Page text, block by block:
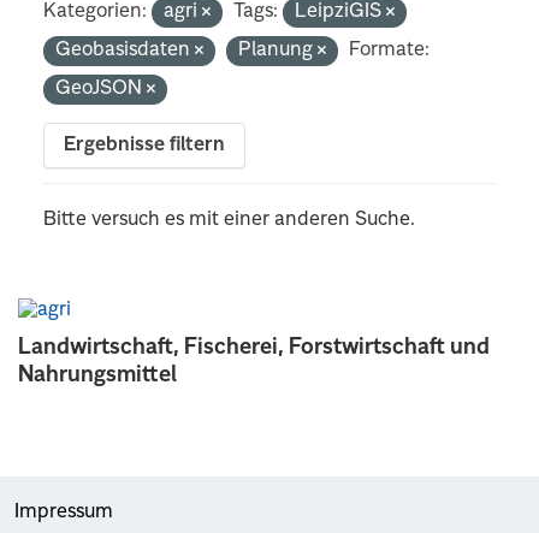
Landwirtschaft, Fischerei, Forstwirtschaft und
Nahrungsmittel
Kategorien: agri Tags:
LeipziGIS
Geobasisdaten
Planung
Formate:
GeoJSON
Ergebnisse filtern
Bitte versuch es mit einer anderen Suche.
Impressum